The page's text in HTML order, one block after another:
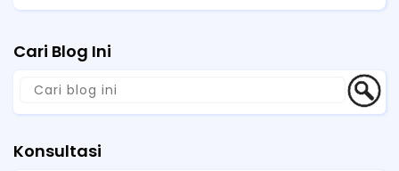
Cari Blog Ini
Konsultasi